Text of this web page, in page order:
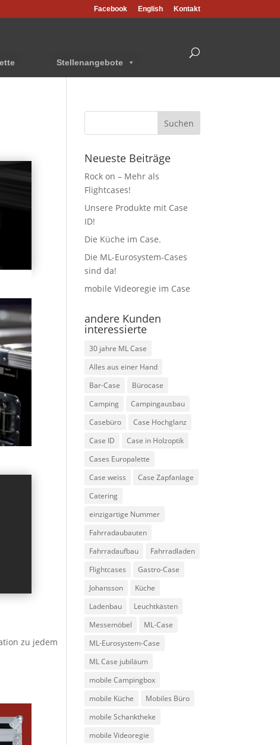
Facebook English Kontakt
Stellenangebote
zu jedem
Neueste Beiträge
Rock on – Mehr als
Flightcases!
Unsere Produkte mit Case
ID!
Die Küche im Case.
Die ML-Eurosystem-Cases
sind da!
mobile Videoregie im Case
andere Kunden
interessierte
30 jahre ML Case
Alles aus einer Hand
Bar-Case
Bürocase
Camping
Campingausbau
Casebüro
Case Hochglanz
Case ID
Case in Holzoptik
Cases Europalette
Case weiss
Case Zapfanlage
Catering
einzigartige Nummer
Fahrradaubauten
Fahrradaufbau
Fahrradladen
Flightcases
Gastro-Case
Johansson
Küche
Ladenbau
Leuchtkästen
Messemöbel
ML-Case
ML-Eurosystem-Case
ML Case jubiläum
mobile Campingbox
mobile Küche
Mobiles Büro
mobile Schanktheke
mobile Videoregie